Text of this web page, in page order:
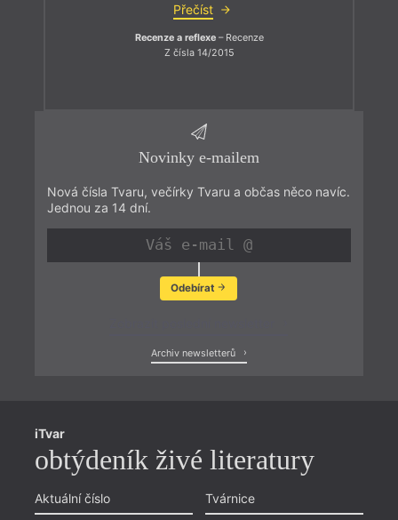
Přečíst
Recenze a reflexe– Recenze
Z čísla 14/2015
Novinky e-mailem
Nová čísla Tvaru, večírky Tvaru a občas něco navíc.
Jednou za 14 dní.
Odebírat
Archiv newsletterů
iTvar
obtýdeník živé literatury
Aktuální číslo
Tvárnice